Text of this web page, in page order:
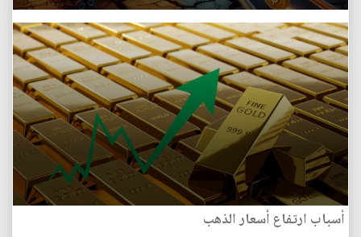
أسباب ارتفاع أسعار الذهب